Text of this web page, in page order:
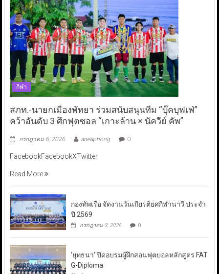
กีฬา
สภท.-นายกเมืองพัทยา ร่วมสนับสนุนทีม “บุ๊คบุฟเฟ่”
คว้าอันดับ 3 ศึกฟุตซอล “เกาะล้าน × นัควีย์ คัพ”
กรกฎาคม 6, 2026 aneaphong 0
FacebookFacebookXTwitter
Read More
กองทัพเรือ จัดงานวันเกียรติยศกีฬานาวี ประจำ
ปี 2569
กรกฎาคม 3, 2026 0
‘ยุทธนา’ ปิดอบรมผู้ฝึกสอนฟุตบอลหลักสูตร FAT
G-Diploma